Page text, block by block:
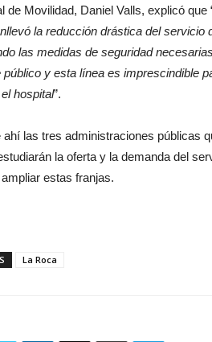
de Movilidad, Daniel Valls, explicó que
la reducción drástica del servicio
las medidas de seguridad
público y esta línea es imprescindible
hospital”.
ahí las tres administraciones públicas
la oferta y la demanda del
estas franjas.
La Roca